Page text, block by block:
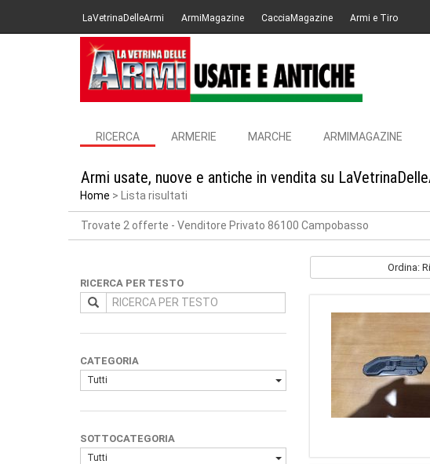
LaVetrinaDelleArmi ArmiMagazine CacciaMagazine Armi e Tiro
RICERCA ARMERIE MARCHE ARMIMAGAZINE
Armi usate, nuove e antiche in vendita su
Home Lista risultati
Trovate 2 offerte - Venditore Privato 86100 Campobasso
RICERCA PER TESTO
CATEGORIA
Tutti
SOTTOCATEGORIA
Tutti
Ordina: